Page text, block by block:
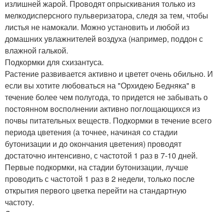
излишней жарой. Проводят опрыскивания только из
мелкодисперсного пульверизатора, следя за тем, чтобы
листья не намокали. Можно установить и любой из
домашних увлажнителей воздуха (например, поддон с
влажной галькой.
Подкормки для схизантуса.
Растение развивается активно и цветет очень обильно. И
если вы хотите любоваться на "Орхидею Бедняка" в
течение более чем полугода, то придется не забывать о
постоянном восполнении активно поглощающихся из
почвы питательных веществ. Подкормки в течение всего
периода цветения (а точнее, начиная со стадии
бутонизации и до окончания цветения) проводят
достаточно интенсивно, с частотой 1 раз в 7-10 дней.
Первые подкормки, на стадии бутонизации, лучше
проводить с частотой 1 раз в 2 недели, только после
открытия первого цветка перейти на стандартную
частоту.